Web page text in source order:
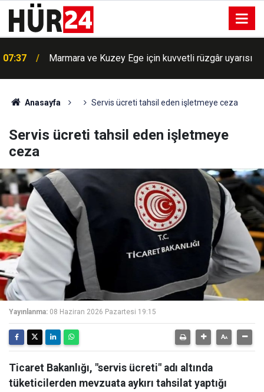
07:18
aktaran görevli ifşa oldu
Anasayfa Servis ücreti tahsil eden işletmeye ceza
Servis ücreti tahsil eden işletmeye
ceza
Yayınlanma: 08 Haziran 2026 Pazartesi 19:15
Ticaret Bakanlığı, "servis ücreti" adı altında
tüketicilerden mevzuata aykırı tahsilat yaptığı